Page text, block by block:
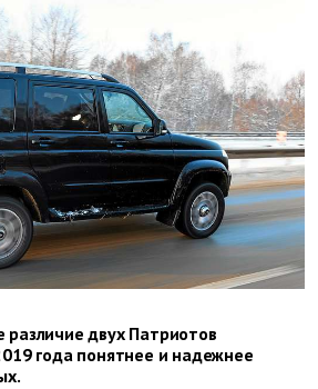
двух Патриотов
года понятнее и надежнее